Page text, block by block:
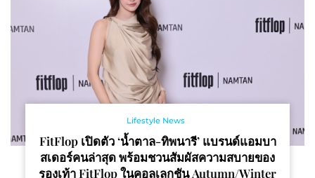
Lifestyle News
FitFlop เปิดตัว ‘น้ำตาล-ทิพนารี’ แบรนด์แอมบา
สเดอร์คนล่าสุด พร้อมชวนสัมผัสความสบายของ
รองเท้า FitFlop ในคอลเลกชัน Autumn/Winter